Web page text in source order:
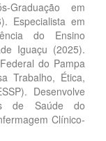
Graduação em
Especialista em
do Ensino
Iguaçu (2025).
do Pampa
Trabalho, Ética,
Desenvolve
de Saúde do
Clínico-